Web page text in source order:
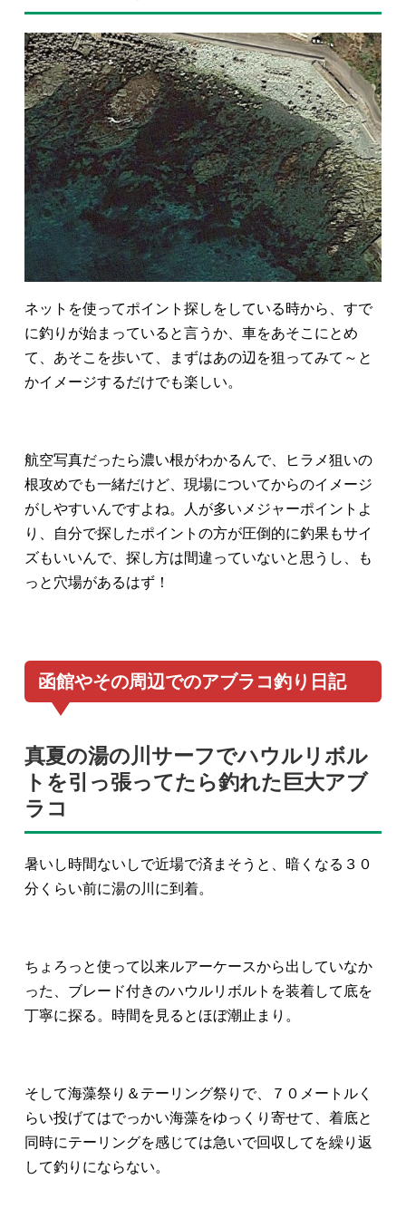
ネットを使ってポイント探しをしている時から、すで
に釣りが始まっていると言うか、車をあそこにとめ
て、あそこを歩いて、まずはあの辺を狙ってみて～と
かイメージするだけでも楽しい。
航空写真だったら濃い根がわかるんで、ヒラメ狙いの
根攻めでも一緒だけど、現場についてからのイメージ
がしやすいんですよね。人が多いメジャーポイントよ
り、自分で探したポイントの方が圧倒的に釣果もサイ
ズもいいんで、探し方は間違っていないと思うし、も
っと穴場があるはず！
函館やその周辺でのアブラコ釣り日記
真夏の湯の川サーフでハウルリボル
トを引っ張ってたら釣れた巨大アブ
ラコ
暑いし時間ないしで近場で済まそうと、暗くなる３０
分くらい前に湯の川に到着。
ちょろっと使って以来ルアーケースから出していなか
った、ブレード付きのハウルリボルトを装着して底を
丁寧に探る。時間を見るとほぼ潮止まり。
そして海藻祭り＆テーリング祭りで、７０メートルく
らい投げてはでっかい海藻をゆっくり寄せて、着底と
同時にテーリングを感じては急いで回収してを繰り返
して釣りにならない。